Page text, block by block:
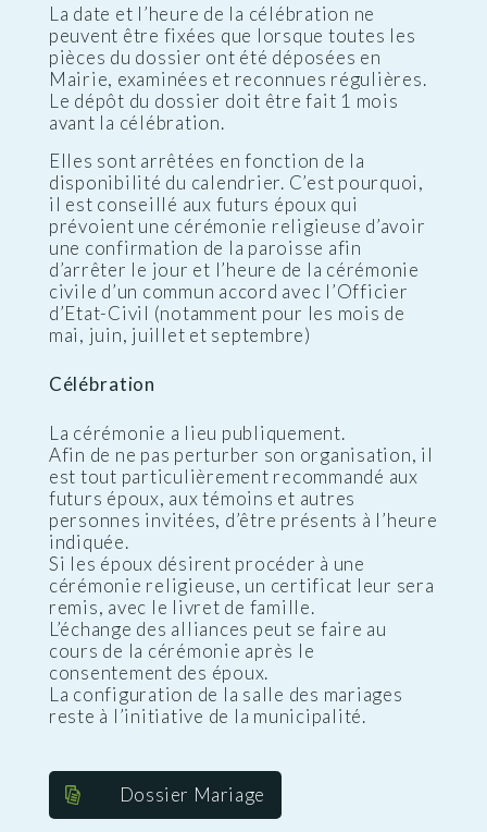
La date et l’heure de la célébration ne
peuvent être fixées que lorsque toutes les
pièces du dossier ont été déposées en
Mairie, examinées et reconnues régulières.
Le dépôt du dossier doit être fait 1 mois
avant la célébration.
Elles sont arrêtées en fonction de la
disponibilité du calendrier. C’est pourquoi,
il est conseillé aux futurs époux qui
prévoient une cérémonie religieuse d’avoir
une confirmation de la paroisse afin
d’arrêter le jour et l’heure de la cérémonie
civile d’un commun accord avec l’Officier
d’Etat-Civil (notamment pour les mois de
mai, juin, juillet et septembre)
Célébration
La cérémonie a lieu publiquement.
Afin de ne pas perturber son organisation, il
est tout particulièrement recommandé aux
futurs époux, aux témoins et autres
personnes invitées, d’être présents à l’heure
indiquée.
Si les époux désirent procéder à une
cérémonie religieuse, un certificat leur sera
remis, avec le livret de famille.
L’échange des alliances peut se faire au
cours de la cérémonie après le
consentement des époux.
La configuration de la salle des mariages
reste à l’initiative de la municipalité.
Dossier Mariage